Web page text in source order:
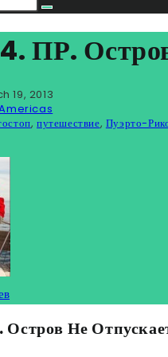
ПР.
19, 2013
,путешествие, Пуэрто-
Не